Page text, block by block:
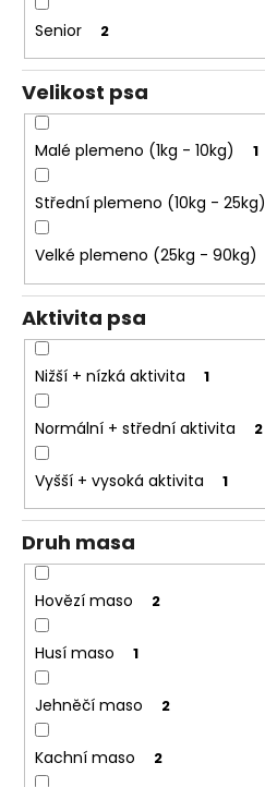
ůSenior 2
Velikost psa
Malé plemeno (1kg - 10kg) 1
Střední plemeno (10kg - 25kg)
Velké plemeno (25kg - 90kg)
Aktivita psa
Nižší + nízká aktivita 1
Normální + střední aktivita 2
Vyšší + vysoká aktivita 1
Druh masa
Hovězí maso 2
Husí maso 1
Jehněčí maso 2
Kachní maso 2
e
n
a
j
?
D
o
p
o
u
č
u
m